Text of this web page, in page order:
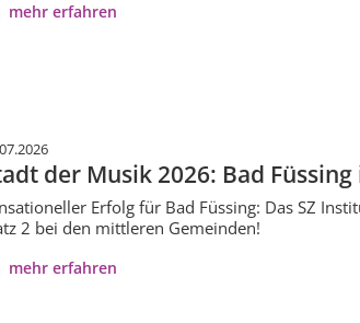
mehr erfahren
der Musik 2026: Bad
Erfolg für Bad Füssing: Das SZ
2 bei den mittleren Gemeinden!
mehr erfahren